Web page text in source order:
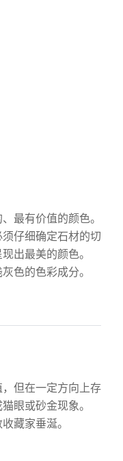
最有价值的颜色。
仔细确定石材的切
出最美的颜色。
色的色彩成分。
但在一定方向上存
眼或砂金现象。
藏家垂涎。